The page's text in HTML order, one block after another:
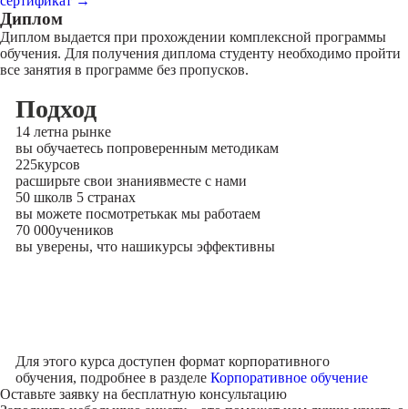
Диплом
Диплом выдается при прохождении комплексной программы
обучения. Для получения диплома студенту необходимо пройти
все занятия в программе без пропусков.
Подход
14 летна рынке
вы обучаетесь попроверенным методикам
225курсов
расширьте свои знаниявместе с нами
50 школв 5 странах
вы можете посмотретькак мы работаем
70 000учеников
вы уверены, что нашикурсы эффективны
Для этого курса доступен формат корпоративного
обучения, подробнее в разделе Корпоративное обучение
Оставьте заявку на бесплатную консультацию